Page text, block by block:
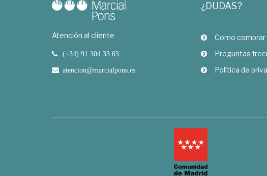
Atención al cliente
(+34) 91 304 33 03
atencion@marcialpons.es
¿DUDAS?
Como comprar
Preguntas
Política de